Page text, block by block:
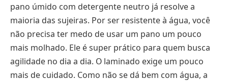
pano úmido com detergente neutro já resolve a
maioria das sujeiras. Por ser resistente à água, você
não precisa ter medo de usar um pano um pouco
mais molhado. Ele é super prático para quem busca
agilidade no dia a dia. O laminado exige um pouco
mais de cuidado. Como não se dá bem com água, a